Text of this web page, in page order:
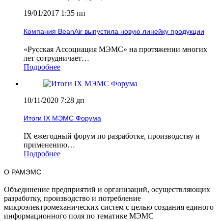
19/01/2017 1:35 пп
Компания BeanAir выпустила новую линейку продукции
«Русская Ассоциация МЭМС» на протяжении многих
лет сотрудничает…
Подробнее
10/11/2020 7:28 дп
Итоги IX МЭМС Форума
IX ежегодный форум по разработке, производству и
применению…
Подробнее
О РАМЭМС
Объединение предприятий и организаций, осуществляющих
разработку, производство и потребление
микроэлектромеханических систем с целью создания единого
информационного поля по тематике МЭМС